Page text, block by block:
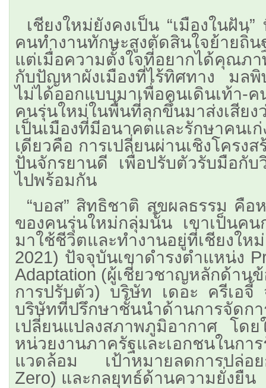
เชียงใหม่ยังคงเป็น “เมืองในฝัน
คนทำงานทักษะสูงตัดสินใจย้ายถิ่
แต่เมื่อความตั้งใจที่อยากได้คุณ
กับปัญหาผังเมืองที่ไร้ทิศทาง มล
ไม่ได้ออกแบบมาเพื่อคนเดินเท้า
คนรุ่นใหม่ในพื้นที่ลุกขึ้นมาส่งเสียง
เป็นเมืองที่มีอนาคตและรักษาคน
เดียวคือ การเปลี่ยนผ่านเชิงโครง
ปั่นจักรยานดี เพื่อปรับตัวรับมือกั
ไปพร้อมกัน
​“บอส” สิทธิชาติ สุขผลธรรม คือ
ของคนรุ่นใหม่กลุ่มนั้น เขาเป็นค
มาใช้ชีวิตและทำงานอยู่ที่เชียงใ
2021) ปัจจุบันเขาดำรงตำแหน่ง
Adaptation (ผู้เชี่ยวชาญหลักด้าน
การปรับตัว) บริษัท เดอะ ครีเอจี้
บริษัทที่ปรึกษาชั้นนำด้านการจัดก
เปลี่ยนแปลงสภาพภูมิอากาศ โดย
หน่วยงานภาครัฐและเอกชนในกา
แวดล้อม เป้าหมายลดการปล่อ
Zero) และกลยุทธ์ด้านความยั่งยืน